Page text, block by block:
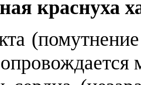
краснуха